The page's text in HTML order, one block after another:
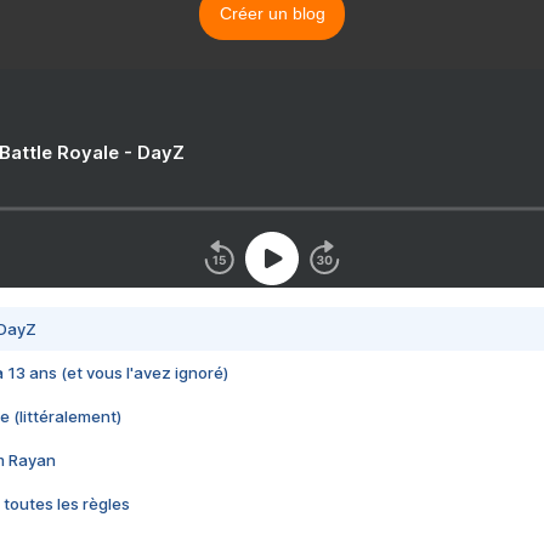
Créer un blog
Royale - DayZ
13 ans (et vous l'avez ignoré)
(littéralement)
Rayan
toutes les règles